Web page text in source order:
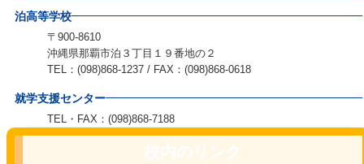
泊高等学校
〒900-8610
沖縄県那覇市泊３丁目１９番地の２
TEL：(098)868-1237 / FAX：(098)868-0618
就学支援センター
TEL・FAX：(098)868-7188